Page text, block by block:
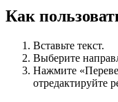
Как
Вставьте текст.
Выберите
Нажмите
отредактируйте